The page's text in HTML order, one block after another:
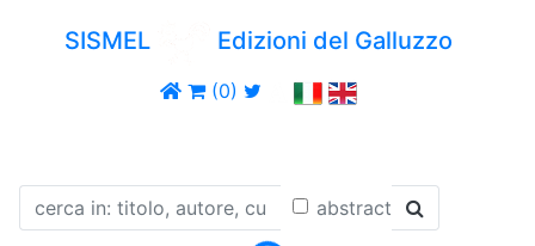
SISMEL Edizioni del Galluzzo
(0)
abstract